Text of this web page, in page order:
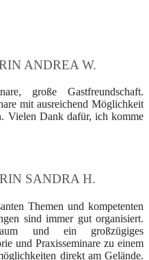
ANDREA W.
große Gastfreundschaft.
mit ausreichend Möglichkeit
Vielen Dank dafür, ich komme
SANDRA H.
Themen und kompetenten
sind immer gut organisiert.
und ein großzügiges
und Praxisseminare zu einem
direkt am Gelände.